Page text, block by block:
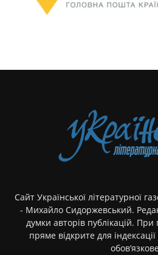
Сайт Української літературної
- Михайло Сидоржевський.
думки авторів публікацій. При
пряме відкрите для